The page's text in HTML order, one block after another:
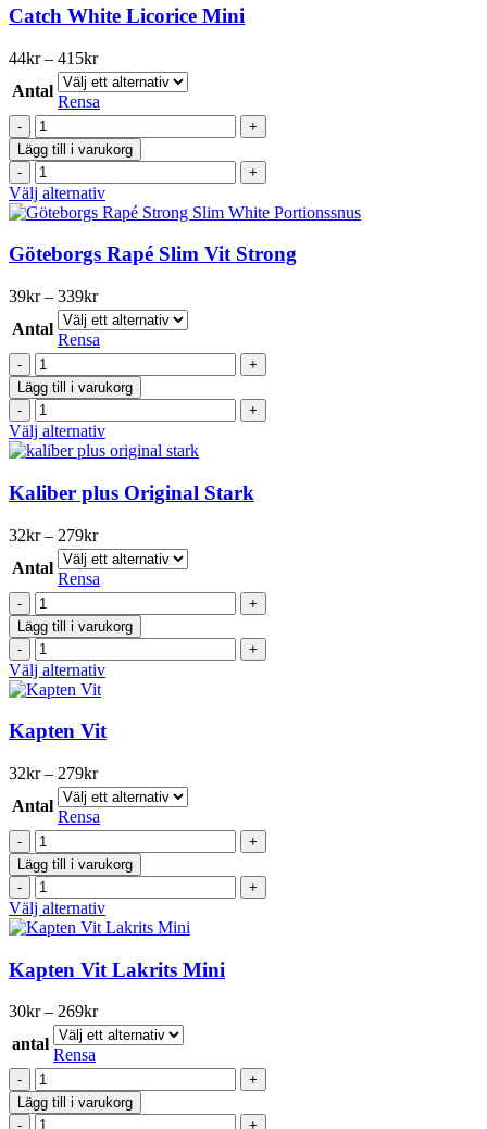
har
flera
De
olika
väljas
på
produktsidan
Catch White Licorice Mini
44kr – 415krPrisintervall:
44kr
till
415kr
Antal
Rensa
Catch
White
Licorice
Mini
mängd
Lägg till i varukorg
Catch
White
Licorice
mängd
Välj alternativDen
här
har
flera
De
olika
väljas
produktsidan
Göteborgs Rapé Slim Vit Strong
39kr – 339krPrisintervall:
39kr
till
339kr
Antal
Rensa
Göteborgs
Rapé
Slim
Vit
Strong
mängd
Lägg till i varukorg
Göteborgs
Rapé
Slim
Strong
mängd
Välj alternativDen
här
har
flera
De
olika
väljas
på
produktsidan
Kaliber plus Original Stark
32kr – 279krPrisintervall:
32kr
till
279kr
Antal
Rensa
Kaliber
plus
Original
Stark
mängd
Lägg till i varukorg
Kaliber
plus
Original
Stark
mängd
Välj alternativDen
har
De
olika
väljas
produktsidan
Kapten Vit
32kr – 279krPrisintervall:
32kr
till
279kr
Antal
Rensa
Kapten
Vit
mängd
Lägg till i varukorg
Kapten
Vit
mängd
Välj alternativDen
här
har
flera
De
olika
väljas
Kapten Vit Lakrits Mini
30kr – 269krPrisintervall:
30kr
till
269kr
antal
Rensa
Kapten
Vit
Lakrits
Lägg till i varukorg
Kapten